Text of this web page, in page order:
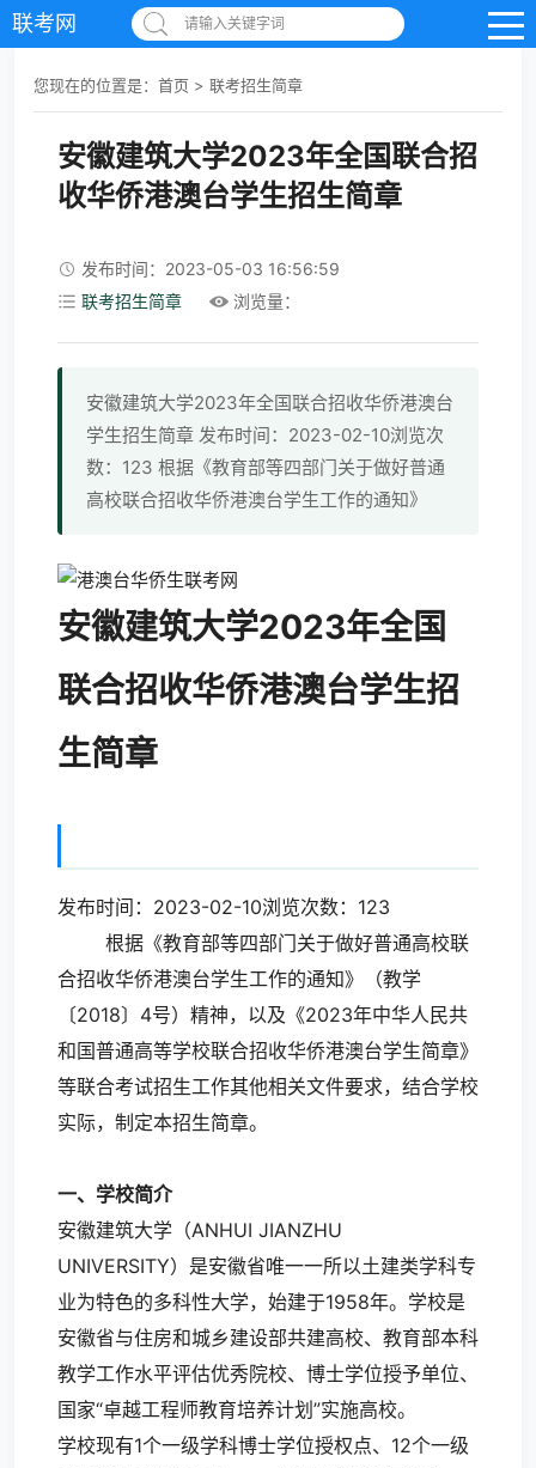
联考网 请输入关键字词
您现在的位置是： 首页 > 联考招生简章
安徽建筑大学2023年全国联合招
收华侨港澳台学生招生简章
发布时间：2023-05-03 16:56:59
联考招生简章
浏览量：
安徽建筑大学2023年全国联合招收华侨港澳台
学生招生简章 发布时间：2023-02-10浏览次
数：123 根据《教育部等四部门关于做好普通
高校联合招收华侨港澳台学生工作的通知》
安徽建筑大学2023年全国
联合招收华侨港澳台学生招
生简章
发布时间：2023-02-10浏览次数： 123
根据《教育部等四部门关于做好普通高校联
合招收华侨港澳台学生工作的通知》（教学
〔2018〕4号）精神，以及《2023年中华人民共
和国普通高等学校联合招收华侨港澳台学生简章》
等联合考试招生工作其他相关文件要求，结合学校
实际，制定本招生简章。
一、学校简介
安徽建筑大学（ANHUI JIANZHU
UNIVERSITY）是安徽省唯一一所以土建类学科专
业为特色的多科性大学，始建于1958年。学校是
安徽省与住房和城乡建设部共建高校、教育部本科
教学工作水平评估优秀院校、博士学位授予单位、
国家“卓越工程师教育培养计划”实施高校。
学校现有1个一级学科博士学位授权点、12个一级